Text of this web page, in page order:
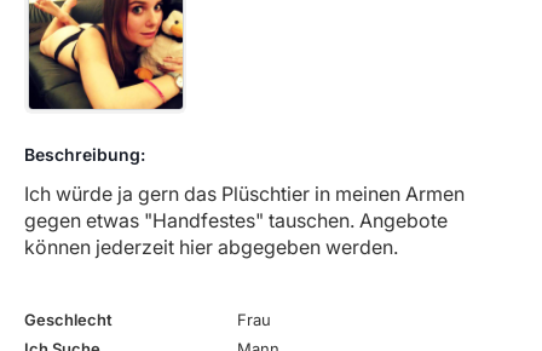
Beschreibung:
Ich würde ja gern das Plüschtier in meinen Armen
gegen etwas "Handfestes" tauschen. Angebote
können jederzeit hier abgegeben werden.
Geschlecht
Frau